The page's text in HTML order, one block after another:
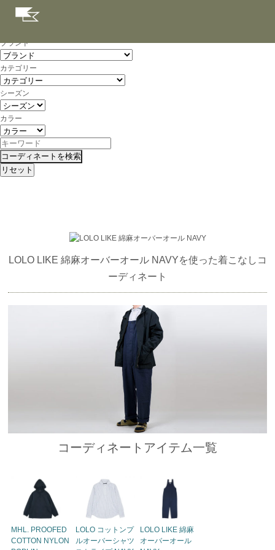
Coordinate
YAECA、MARGARET HOWELL、nisica、maillot、LOLO、TUKIなどのアイテムを
ブランド
カテゴリー
シーズン
カラー
LOLO LIKE 綿麻オーバーオール NAVYを使った着こなしコ
ーディネート
コーディネートアイテム一覧
MHL. PROOFED
COTTON NYLON
LOLO コットンプ
ルオーバーシャツ
LOLO LIKE 綿麻
オーバーオール